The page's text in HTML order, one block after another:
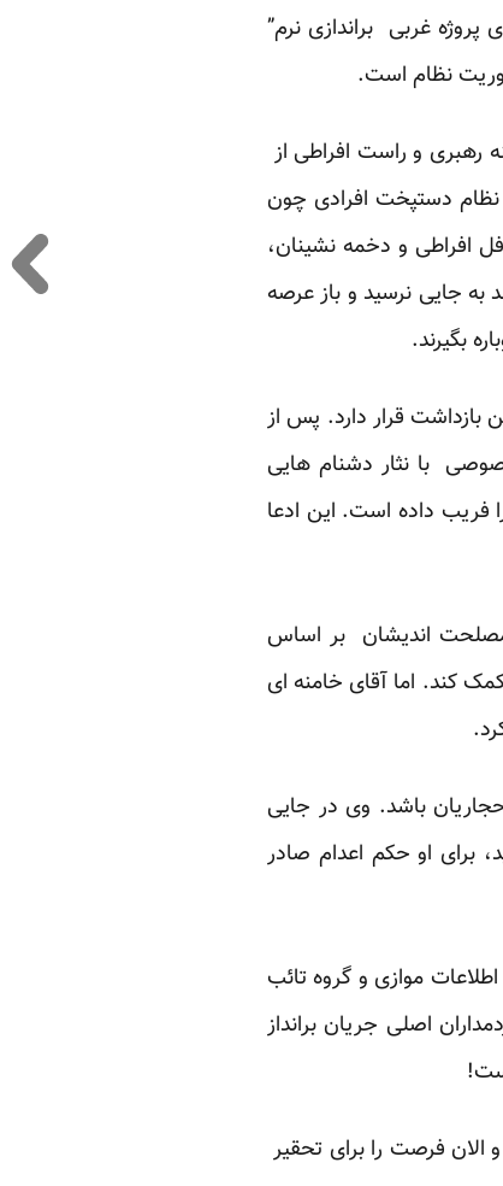
غربی براندازی نرم”
نظام است.
رهبری و راست افراطی از
دستپخت افرادی چون
افراطی و دخمه نشینان،
جایی نرسید و باز عرصه
بگیرند.
قرار دارد. پس از
با نثار دشنام هایی
فریب داده است. این ادعا
مصلحت اندیشان بر اساس
کند. اما آقای خامنه ای
باشد. وی در جایی
برای او حکم اعدام صادر
شاهد بغض و تنفر عمیق اطلاعات موازی و گروه تائب
اصلی جریان برانداز
فرصت را برای تحقیر